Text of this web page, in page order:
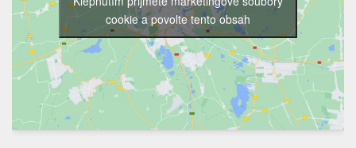
cookie a povolte tento obsah